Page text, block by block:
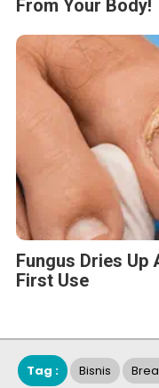
From Your Body!
Fungus Dries
First Use
Tag : Bisnis